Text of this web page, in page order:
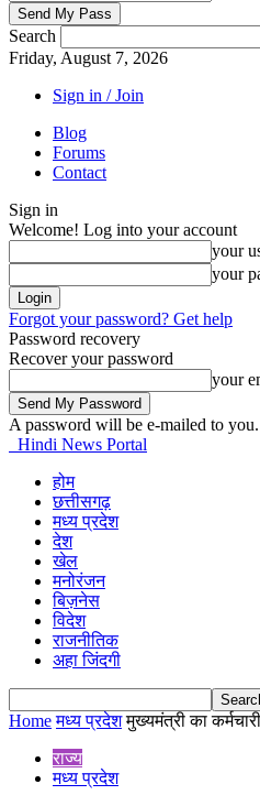
Search
Friday, August 7, 2026
Sign in / Join
Blog
Forums
Contact
Sign in
Welcome! Log into your account
your
your
Forgot your password? Get help
Password recovery
Recover your password
your
A password will be e-mailed to you.
Hindi News Portal
होम
छत्तीसगढ़
मध्य प्रदेश
देश
खेल
मनोरंजन
बिज़नेस
विदेश
राजनीतिक
अहा जिंदगी
Home मध्य प्रदेश मुख्यमंत्री का
राज्य
मध्य प्रदेश